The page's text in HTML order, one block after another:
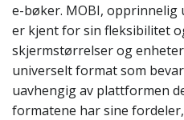
e-bøker. MOBI, opprinnelig
er kjent for sin fleksibilitet
skjermstørrelser og
universelt format som
uavhengig av plattformen
formatene har sine